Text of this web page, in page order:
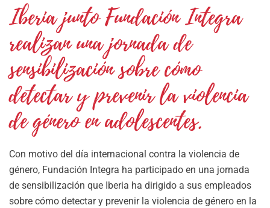
Iberia junto Fundación Integra
realizan una jornada de
sensibilización sobre cómo
detectar y prevenir la violencia
de género en adolescentes.
Con motivo del día internacional contra la violencia de
género, Fundación Integra ha participado en una jornada
de sensibilización que Iberia ha dirigido a sus empleados
sobre cómo detectar y prevenir la violencia de género en la